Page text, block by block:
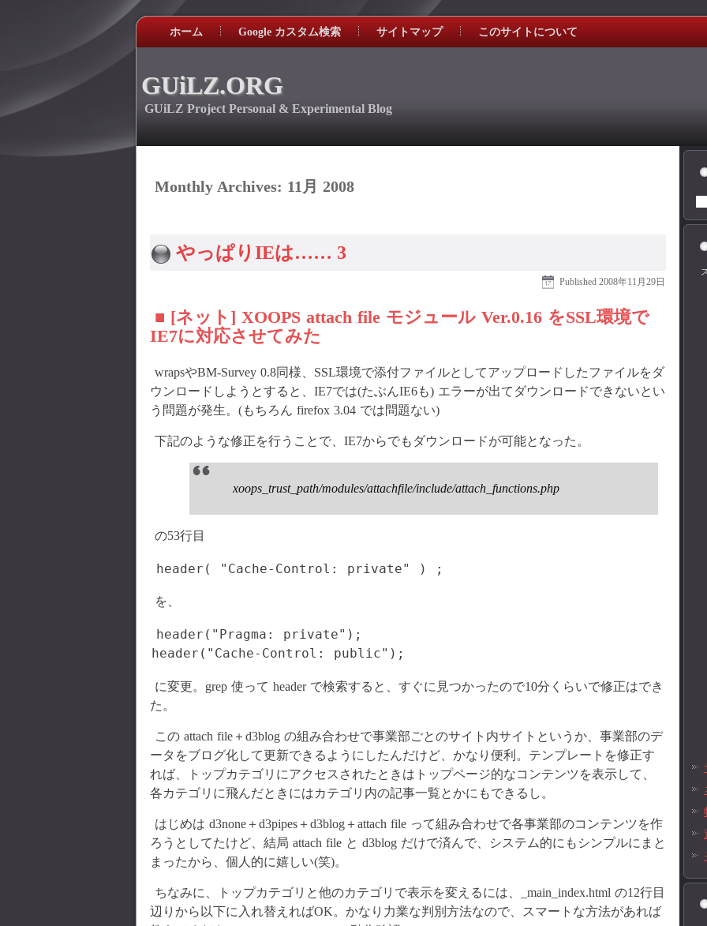
ホーム Google カスタム検索 サイトマップ このサイトについて
GUiLZ.ORG
GUiLZ Project Personal & Experimental Blog
Monthly Archives: 11月 2008
やっぱりIEは…… 3
Published 2008年11月29日
■ [ネット] XOOPS attach file モジュール Ver.0.16 をSSL環境で
IE7に対応させてみた
wrapsやBM-Survey 0.8同様、SSL環境で添付ファイルとしてアップロードしたファイルをダ
ウンロードしようとすると、IE7では(たぶんIE6も) エラーが出てダウンロードできないとい
う問題が発生。(もちろん firefox 3.04 では問題ない)
下記のような修正を行うことで、IE7からでもダウンロードが可能となった。
xoops_trust_path/modules/attachfile/include/attach_functions.php
の53行目
を、
header("Pragma: private");
に変更。grep 使って header で検索すると、すぐに見つかったので10分くらいで修正はでき
た。
この attach file＋d3blog の組み合わせで事業部ごとのサイト内サイトというか、事業部のデ
ータをブログ化して更新できるようにしたんだけど、かなり便利。テンプレートを修正す
れば、トップカテゴリにアクセスされたときはトップページ的なコンテンツを表示して、
各カテゴリに飛んだときにはカテゴリ内の記事一覧とかにもできるし。
はじめは d3none＋d3pipes＋d3blog＋attach file って組み合わせで各事業部のコンテンツを作
ろうとしてたけど、結局 attach file と d3blog だけで済んで、システム的にもシンプルにまと
まったから、個人的に嬉しい(笑)。
ちなみに、トップカテゴリと他のカテゴリで表示を変えるには、_main_index.html の12行目
辺りから以下に入れ替えればOK。かなり力業な判別方法なので、スマートな方法があれば